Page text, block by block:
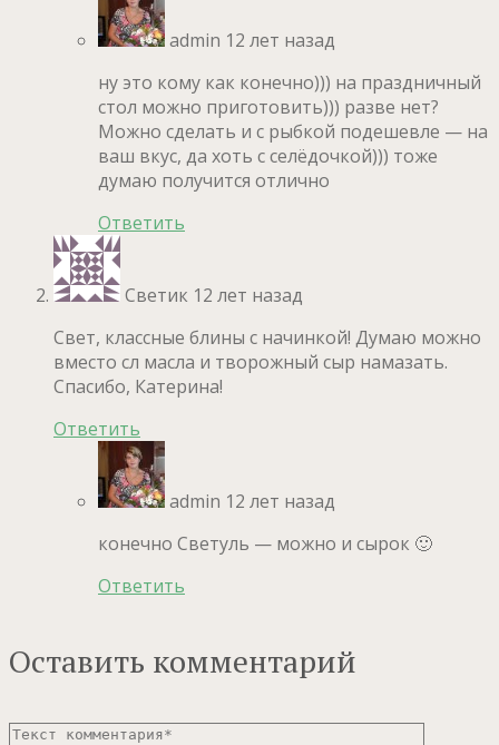
admin 12 лет назад
ну это кому как конечно))) на праздничный
стол можно приготовить))) разве нет?
Можно сделать и с рыбкой подешевле — на
ваш вкус, да хоть с селёдочкой))) тоже
думаю получится отлично
Ответить
Светик 12 лет назад
Свет, классные блины с начинкой! Думаю можно
вместо сл масла и творожный сыр намазать.
Спасибо, Катерина!
Ответить
admin 12 лет назад
конечно Светуль — можно и сырок 🙂
Ответить
Оставить комментарий